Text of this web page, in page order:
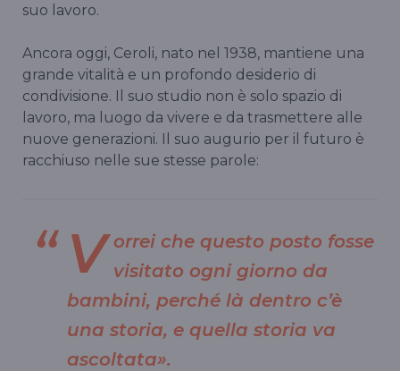
suo lavoro.
Ancora oggi, Ceroli, nato nel 1938, mantiene una
grande vitalità e un profondo desiderio di
condivisione. Il suo studio non è solo spazio di
lavoro, ma luogo da vivere e da trasmettere alle
nuove generazioni. Il suo augurio per il futuro è
racchiuso nelle sue stesse parole:
V orrei che questo posto fosse
visitato ogni giorno da
bambini, perché là dentro c’è
una storia, e quella storia va
ascoltata».